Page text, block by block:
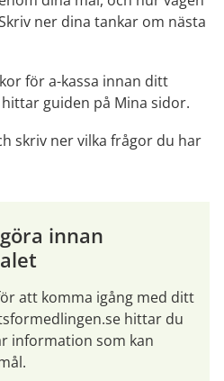
ner dina tankar om nästa
för a-kassa innan ditt
guiden på Mina sidor.
skriv ner vilka frågor du har
innan
att komma igång med ditt
hittar du
information som kan